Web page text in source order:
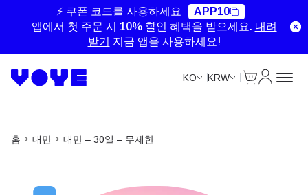
⚡ 쿠폰 코드를 사용하세요
APP10
앱에서 첫 주문 시 10% 할인 혜택을 받으세요. 내려
받기
지금 앱을 사용하세요!
KO KRW
홈 대만 대만 – 30일 – 무제한
Unlimited Data
Unlimited Data
Unlimited Data
Unlimited Data